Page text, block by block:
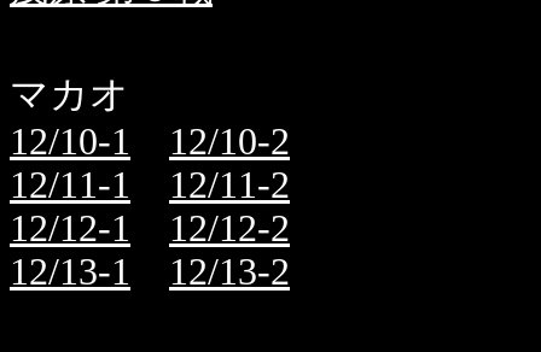
マカオ
12/10-1
12/10-2
12/11-1
12/11-2
12/12-1
12/12-2
12/13-1
12/13-2